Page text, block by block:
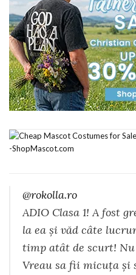
@rokolla.ro
ADIO Clasa 1! A fost
la ea și văd câte
timp atât de scurt!
Vreau sa fii micuța și